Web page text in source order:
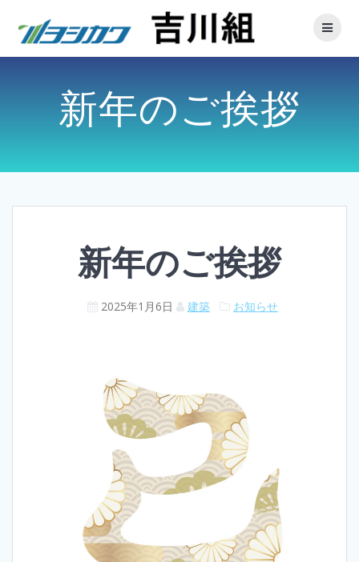
新年のご挨拶
新年のご挨拶
2025年1月6日 建築 お知らせ